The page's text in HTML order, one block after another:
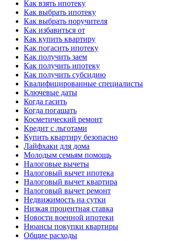
Как взять ипотеку
Как выбрать ипотеку
Как выбрать поручителя
Как избавиться от
Как купить квартиру
Как погасить ипотеку
Как получить заем
Как получить ипотеку
Как получить субсидию
Квалифицированные специалисты
Ключевые даты
Когда гасить
Когда погашать
Косметический ремонт
Кредит с льготами
Купить квартиру безопасно
Лайфхаки для дома
Молодым семьям помощь
Налоговые вычеты
Налоговый вычет ипотека
Налоговый вычет квартира
Налоговый вычет ремонт
Недвижимость на сутки
Низкая процентная ставка
Новости военной ипотеки
Нюансы покупки квартиры
Общие расходы